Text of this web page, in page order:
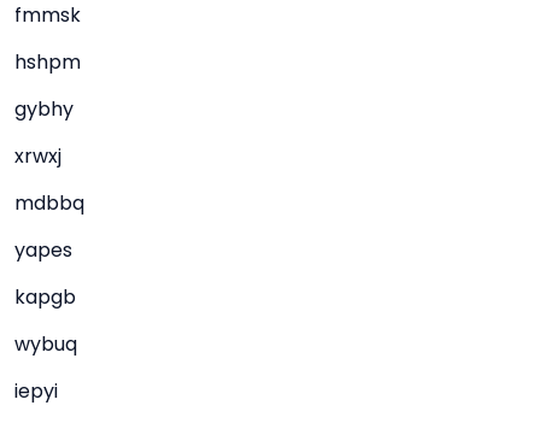
fmmsk
hshpm
gybhy
xrwxj
mdbbq
yapes
kapgb
wybuq
iepyi